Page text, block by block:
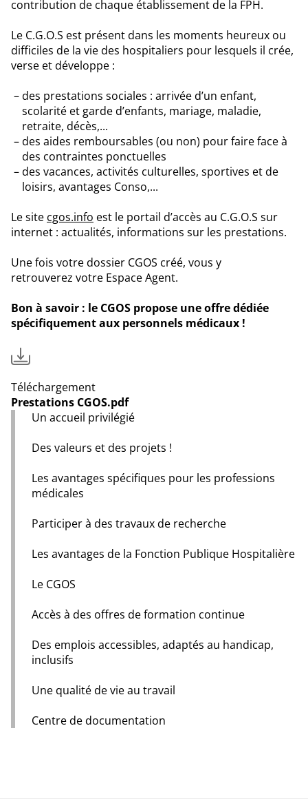
contribution de chaque établissement de la FPH.
Le C.G.O.S est présent dans les moments heureux ou
difficiles de la vie des hospitaliers pour lesquels il crée,
verse et développe :
des prestations sociales : arrivée d’un enfant,
scolarité et garde d’enfants, mariage, maladie,
retraite, décès,...
des aides remboursables (ou non) pour faire face à
des contraintes ponctuelles
des vacances, activités culturelles, sportives et de
loisirs, avantages Conso,...
Le site cgos.info est le portail d’accès au C.G.O.S sur
internet : actualités, informations sur les prestations.
Une fois votre dossier CGOS créé, vous y
retrouverez votre Espace Agent.
Bon à savoir : le CGOS propose une offre dédiée
spécifiquement aux personnels médicaux !
Téléchargement
Prestations CGOS.pdf
Un accueil privilégié
Des valeurs et des projets !
Les avantages spécifiques pour les professions
médicales
Participer à des travaux de recherche
Les avantages de la Fonction Publique Hospitalière
Le CGOS
Accès à des offres de formation continue
Des emplois accessibles, adaptés au handicap,
inclusifs
Une qualité de vie au travail
Centre de documentation